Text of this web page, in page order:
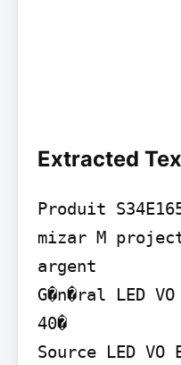
Extracted
Produit
mizar M
argent
G�n�ral LED
40�
Source LED VO